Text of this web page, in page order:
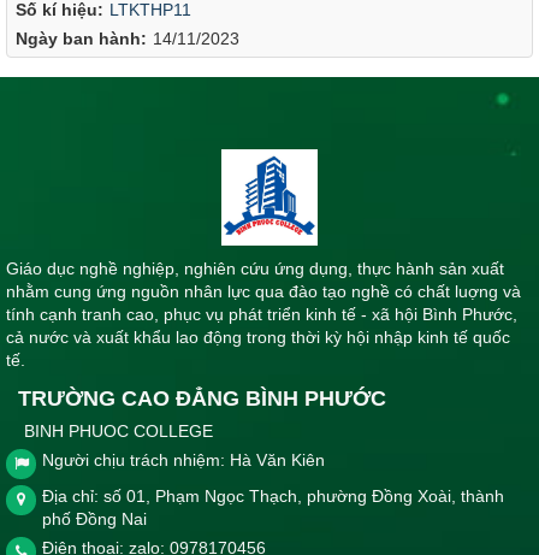
Số kí hiệu: LTKTHP11
Ngày ban hành: 14/11/2023
Giáo dục nghề nghiệp, nghiên cứu ứng dụng, thực hành sản xuất
nhằm cung ứng nguồn nhân lực qua đào tạo nghề có chất luợng và
tính cạnh tranh cao, phục vụ phát triển kinh tế - xã hội Bình Phước,
cả nước và xuất khẩu lao động trong thời kỳ hội nhập kinh tế quốc
tế.
TRƯỜNG CAO ĐẲNG BÌNH PHƯỚC
BINH PHUOC COLLEGE
Người chịu trách nhiệm: Hà Văn Kiên
Địa chỉ: số 01, Phạm Ngọc Thạch, phường Đồng Xoài, thành
phố Đồng Nai
Điện thoại: zalo: 0978170456